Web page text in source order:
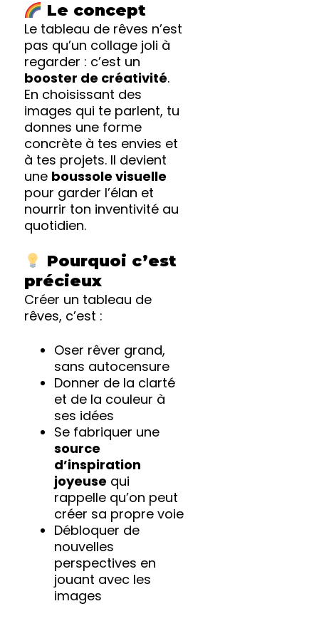
Le concept
Le tableau de rêves n’est
pas qu’un collage joli à
regarder : c’est un
booster de créativité.
En choisissant des
images qui te parlent, tu
donnes une forme
concrète à tes envies et
à tes projets. Il devient
une boussole visuelle
pour garder l’élan et
nourrir ton inventivité au
quotidien.
Pourquoi c’est
précieux
Créer un tableau de
rêves, c’est :
Oser rêver grand,
sans autocensure
Donner de la clarté
et de la couleur à
ses idées
Se fabriquer une
source
d’inspiration
joyeuse qui
rappelle qu’on peut
créer sa propre voie
Débloquer de
nouvelles
perspectives en
jouant avec les
images